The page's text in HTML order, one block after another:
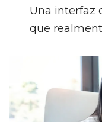
Una interfaz
que